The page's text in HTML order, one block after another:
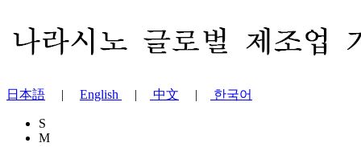
日本語 | English | 中文 | 한국어
S
M